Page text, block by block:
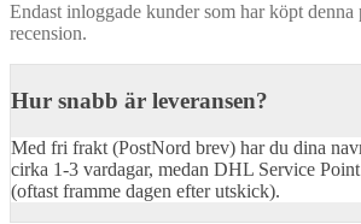
Endast inloggade kunder som har köpt
recension.
Hur snabb är leveransen?
Med fri frakt (PostNord brev) har du dina
cirka 1-3 vardagar, medan DHL Service
(oftast framme dagen efter utskick).